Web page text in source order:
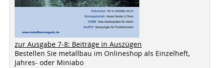
zur Ausgabe 7-8: Beiträge in Auszügen
Bestellen Sie metallbau im Onlineshop als Einzelheft,
Jahres- oder Miniabo